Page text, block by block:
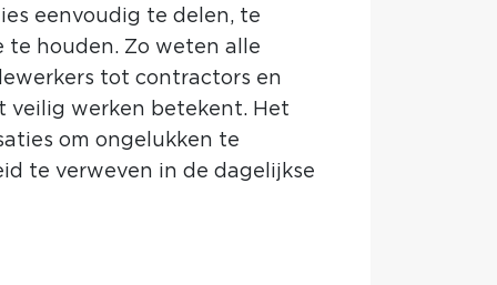
eenvoudig te delen, te
houden. Zo weten alle
tot contractors en
veilig werken betekent. Het
om ongelukken te
te verweven in de dagelijkse